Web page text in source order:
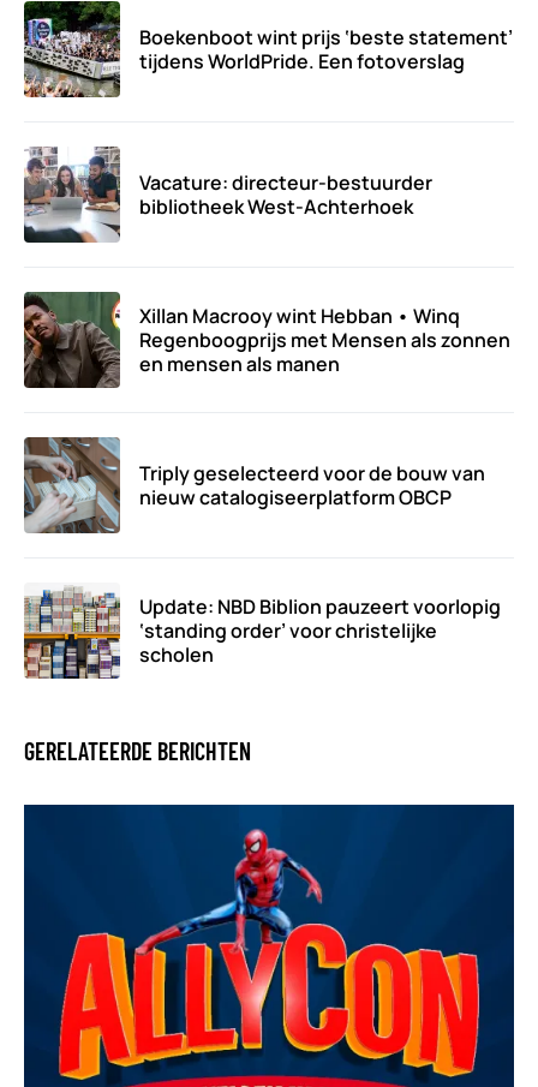
Boekenboot wint prijs ‘beste statement’
tijdens WorldPride. Een fotoverslag
Vacature: directeur-bestuurder
bibliotheek West-Achterhoek
Xillan Macrooy wint Hebban • Winq
Regenboogprijs met Mensen als zonnen
en mensen als manen
Triply geselecteerd voor de bouw van
nieuw catalogiseerplatform OBCP
Update: NBD Biblion pauzeert voorlopig
‘standing order’ voor christelijke
scholen
GERELATEERDE BERICHTEN